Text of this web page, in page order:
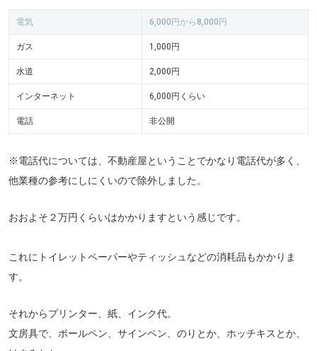
電気 6,000円から8,000円
ガス 1,000円
水道 2,000円
インターネット 6,000円くらい
電話 非公開
※電話代については、不動産屋ということでかなり電話代が多く、
他業種の参考にしにくいので除外しました。
おおよそ２万円くらいはかかりますという感じです。
これにトイレットペーパーやティッシュなどの消耗品もかかりま
す。
それからプリンター、紙、インク代。
文房具で、ボールペン、サインペン、のりとか、ホッチキスとか、